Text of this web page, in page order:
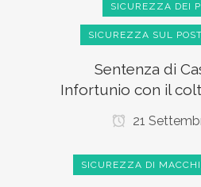
SICUREZZA DEI
SICUREZZA SUL
Sentenza di
Infortunio con il
21
SICUREZZA DI